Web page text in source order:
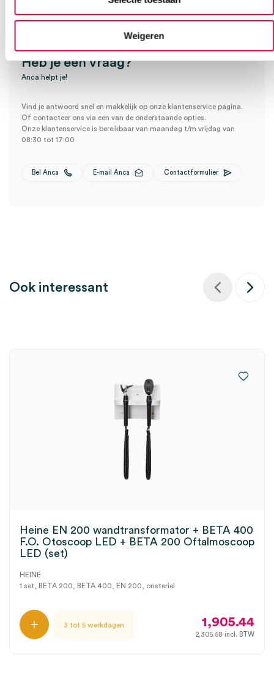
Weigeren
Heb je een vraag?
Anca helpt je!
Vind je antwoord snel en makkelijk op onze klantenservice pagina.
Of contacteer ons via een van de onderstaande opties.
Onze klantenservice is bereikbaar van maandag t/m vrijdag van
08:30 tot 17:00
Bel Anca E-mail Anca Contactformulier
Ook interessant
Heine EN 200 wandtransformator + BETA 400
F.O. Otoscoop LED + BETA 200 Oftalmoscoop
LED (set)
HEINE
1 set, BETA 200, BETA 400, EN 200, onsteriel
3 tot 5 werkdagen 1,905.44
2,305.58 incl. BTW